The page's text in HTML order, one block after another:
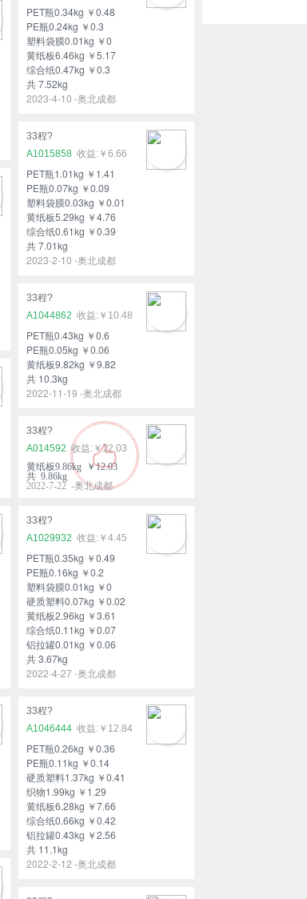
PET瓶0.34kg ￥0.48
PE瓶0.24kg ￥0.3
塑料袋膜0.01kg ￥0
黄纸板6.46kg ￥5.17
综合纸0.47kg ￥0.3
共 7.52kg
2023-4-10 -奥北成都
33程?
A1015858
￥6.66
PET瓶1.01kg ￥1.41
PE瓶0.07kg ￥0.09
塑料袋膜0.03kg ￥0.01
黄纸板5.29kg ￥4.76
综合纸0.61kg ￥0.39
共 7.01kg
2023-2-10 -奥北成都
33程?
A1044862
￥10.48
PET瓶0.43kg ￥0.6
PE瓶0.05kg ￥0.06
黄纸板9.82kg ￥9.82
共 10.3kg
2022-11-19 -奥北成都
33程?
A014592
￥12.03
黄纸板9.86kg ￥12.03
共 9.86kg
2022-7-22 -奥北成都
33程?
A1029932
￥4.45
PET瓶0.35kg ￥0.49
PE瓶0.16kg ￥0.2
塑料袋膜0.01kg ￥0
硬质塑料0.07kg ￥0.02
黄纸板2.96kg ￥3.61
综合纸0.11kg ￥0.07
铝拉罐0.01kg ￥0.06
共 3.67kg
2022-4-27 -奥北成都
33程?
A1046444
￥12.84
PET瓶0.26kg ￥0.36
PE瓶0.11kg ￥0.14
硬质塑料1.37kg ￥0.41
织物1.99kg ￥1.29
黄纸板6.28kg ￥7.66
综合纸0.66kg ￥0.42
铝拉罐0.43kg ￥2.56
共 11.1kg
2022-2-12 -奥北成都